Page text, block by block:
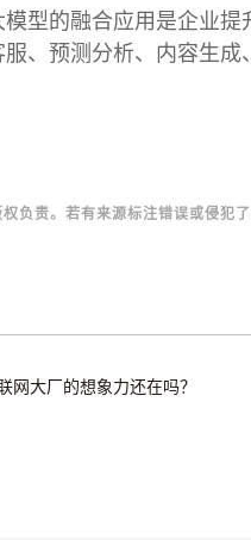
型的融合应用是企业
、预测分析、内容生
负责。若有来源标注错误或侵犯
网大厂的想象力还在吗？